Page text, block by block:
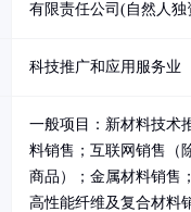
有限责任公司(自然人独
科技推广和应用服务业
一般项目：新材料技术
料销售；互联网销售（
商品）；金属材料销售
高性能纤维及复合材料